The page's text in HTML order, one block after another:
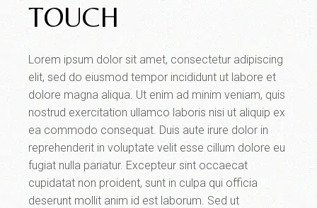
TOUCH
Lorem ipsum dolor sit amet, consectetur adipiscing
elit, sed do eiusmod tempor incididunt ut labore et
dolore magna aliqua. Ut enim ad minim veniam, quis
nostrud exercitation ullamco laboris nisi ut aliquip ex
ea commodo consequat. Duis aute irure dolor in
reprehenderit in voluptate velit esse cillum dolore eu
fugiat nulla pariatur. Excepteur sint occaecat
cupidatat non proident, sunt in culpa qui officia
deserunt mollit anim id est laborum. Sed ut